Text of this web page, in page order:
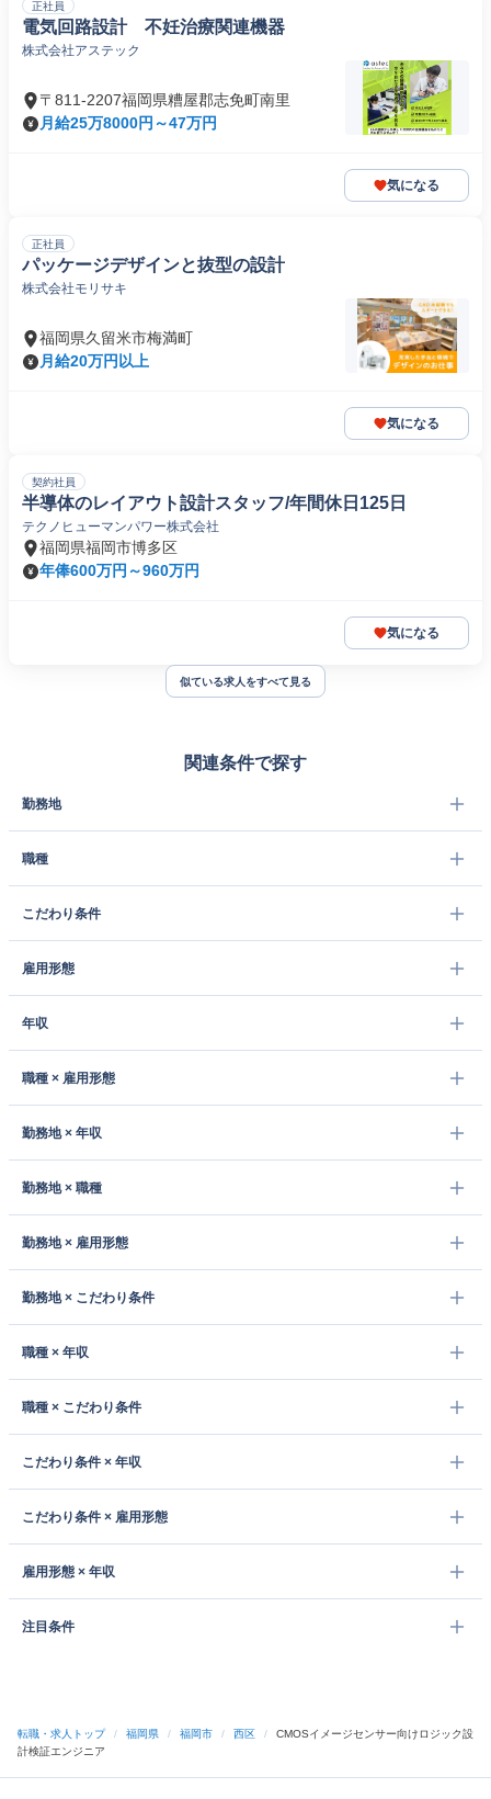
正社員
電気回路設計 不妊治療関連機器
株式会社アステック
〒811-2207福岡県糟屋郡志免町南里
月給25万8000円～47万円
気になる
正社員
パッケージデザインと抜型の設計
株式会社モリサキ
福岡県久留米市梅満町
月給20万円以上
気になる
契約社員
半導体のレイアウト設計スタッフ/年間休日125日
テクノヒューマンパワー株式会社
福岡県福岡市博多区
年俸600万円～960万円
気になる
似ている求人をすべて見る
関連条件で探す
勤務地
職種
こだわり条件
雇用形態
年収
職種 × 雇用形態
勤務地 × 年収
勤務地 × 職種
勤務地 × 雇用形態
勤務地 × こだわり条件
職種 × 年収
職種 × こだわり条件
こだわり条件 × 年収
こだわり条件 × 雇用形態
雇用形態 × 年収
注目条件
転職・求人トップ / 福岡県 / 福岡市 / 西区 /
CMOSイメージセンサー向けロジック設
計検証エンジニア